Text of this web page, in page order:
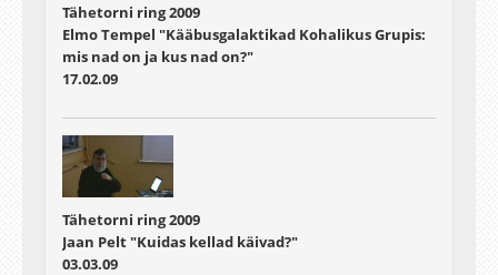
Tähetorni ring 2009
Elmo Tempel "Kääbusgalaktikad Kohalikus Grupis:
mis nad on ja kus nad on?"
17.02.09
Tähetorni ring 2009
Jaan Pelt "Kuidas kellad käivad?"
03.03.09